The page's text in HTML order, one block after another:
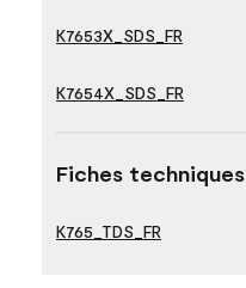
K7653X_SDS_FR
K7654X_SDS_FR
Fiches techniques
K765_TDS_FR